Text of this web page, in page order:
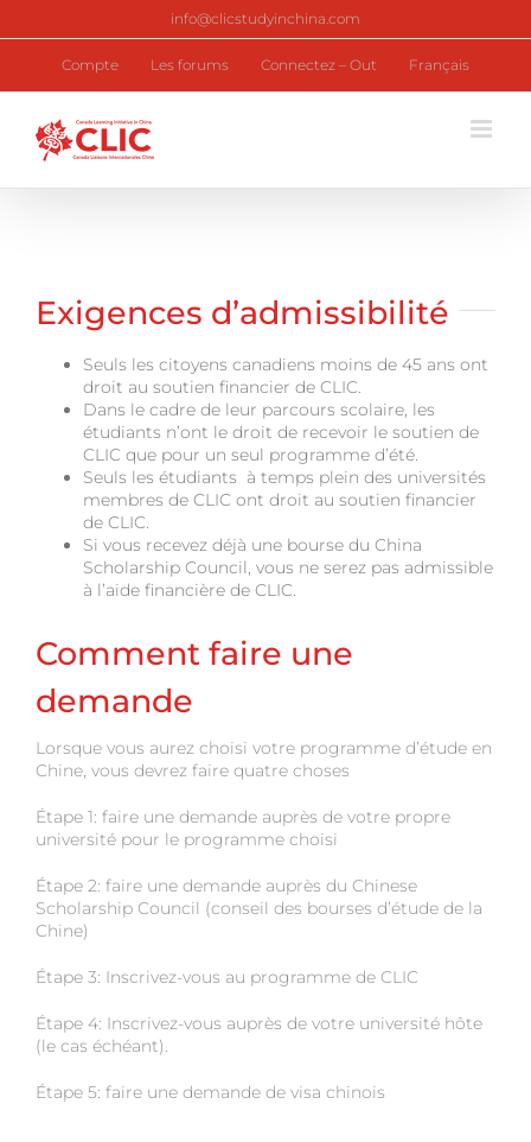
info@clicstudyinchina.com
Compte Les forums Connectez – Out Français
Exigences d’admissibilité
Seuls les citoyens canadiens moins de 45 ans ont
droit au soutien financier de CLIC.
Dans le cadre de leur parcours scolaire, les
étudiants n’ont le droit de recevoir le soutien de
CLIC que pour un seul programme d’été.
Seuls les étudiants à temps plein des universités
membres de CLIC ont droit au soutien financier
de CLIC.
Si vous recevez déjà une bourse du China
Scholarship Council, vous ne serez pas admissible
à l’aide financière de CLIC.
Comment faire une
demande
Lorsque vous aurez choisi votre programme d’étude en
Chine, vous devrez faire quatre choses
Étape 1: faire une demande auprès de votre propre
université pour le programme choisi
Étape 2: faire une demande auprès du Chinese
Scholarship Council (conseil des bourses d’étude de la
Chine)
Étape 3: Inscrivez-vous au programme de CLIC
Étape 4: Inscrivez-vous auprès de votre université hôte
(le cas échéant).
Étape 5: faire une demande de visa chinois